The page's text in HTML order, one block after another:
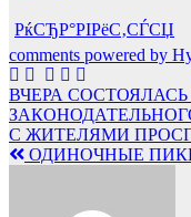
РќСЂР°РІРёС‚СЃСЏ
comments powered by
Навигация
по
записям
ВЧЕРА
С ЖИТЕЛЯМИ
ОДИНОЧНЫЕ